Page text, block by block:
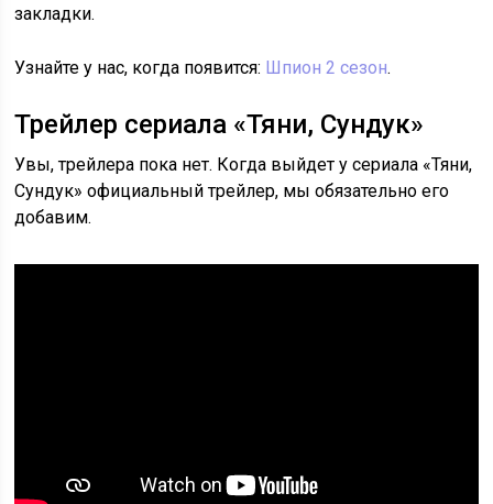
закладки.
Узнайте у нас, когда появится: Шпион 2 сезон.
Трейлер сериала «Тяни, Сундук»
Увы, трейлера пока нет. Когда выйдет у сериала «Тяни,
Сундук» официальный трейлер, мы обязательно его
добавим.